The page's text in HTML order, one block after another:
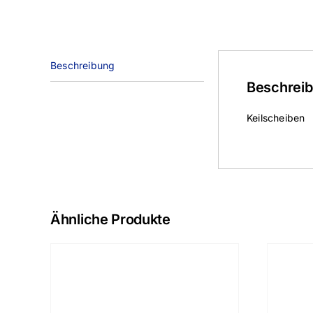
Beschreibung
Keilscheiben
Ähnliche Produkte